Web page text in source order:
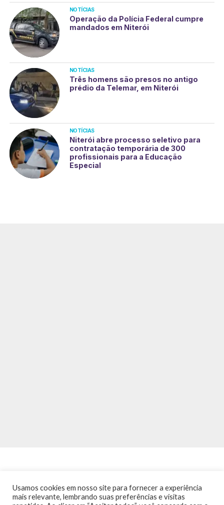
NOTÍCIAS
Operação da Polícia Federal cumpre
mandados em Niterói
NOTÍCIAS
Três homens são presos no antigo
prédio da Telemar, em Niterói
NOTÍCIAS
Niterói abre processo seletivo para
contratação temporária de 300
profissionais para a Educação
Especial
Usamos cookies em nosso site para fornecer a experiência
mais relevante, lembrando suas preferências e visitas